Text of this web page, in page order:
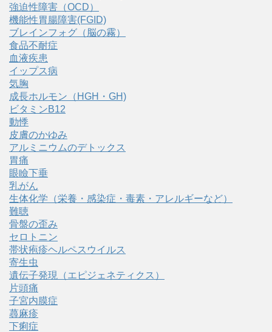
強迫性障害（OCD）
機能性胃腸障害(FGID)
ブレインフォグ（脳の霧）
食品不耐症
血液疾患
イップス病
気胸
成長ホルモン（HGH・GH)
ビタミンB12
動悸
皮膚のかゆみ
アルミニウムのデトックス
胃痛
眼瞼下垂
乳がん
生体化学（栄養・感染症・毒素・アレルギーなど）
難聴
骨盤の歪み
セロトニン
帯状疱疹ヘルペスウイルス
寄生虫
遺伝子発現（エピジェネティクス）
片頭痛
子宮内膜症
蕁麻疹
下痢症